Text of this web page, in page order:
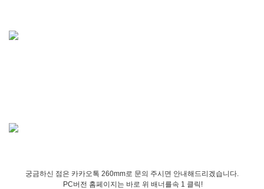
궁금하신 점은 카카오톡 260mm로 문의 주시면 안내해드리겠습니다.
PC버전 홈페이지는 바로 위 배너를속 1 클릭!